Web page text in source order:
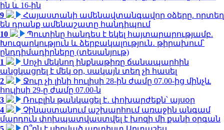
ին և 16-ին
9
Հայաստանի ամենավտանգավոր օձերը. որտեղ
են դրանք ամենաշատը հանդիպում
10
Պուտինը հանդես է եկել հայտարարությամբ.
Խուզարկություն և ձերբակալություն․ թիրախում՝
ընդդիմադիրները (տեսանյութ)
1
Սոչի մեկնող ինքնաթիռը ճանապարհին
անցկացրել է մեկ օր, սակայն տեղ չի հասել
2
Ջուր չի լինի հուլիսի 28-ին ժամը 07.00-ից մինչև
հուլիսի 29-ը ժամը 07.00-ն
3
Ռուբլին թանկացել է․ փոխարժեքն՝ այսօր
4
Չինաստանում աշխարհում առաջին անգամ
մարդուն փոխպատվաստվել է խոզի մի քանի օրգան